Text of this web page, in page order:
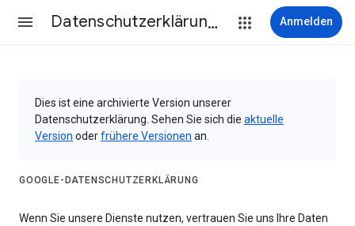
Datenschutzerklärung & Nutzungsbedingungen Anmelden
Dies ist eine archivierte Version unserer
Datenschutzerklärung. Sehen Sie sich die aktuelle
Version oderfrühere Versionen an.
GOOGLE-DATENSCHUTZERKLÄRUNG
Wenn Sie unsere Dienste nutzen, vertrauen Sie uns Ihre Daten